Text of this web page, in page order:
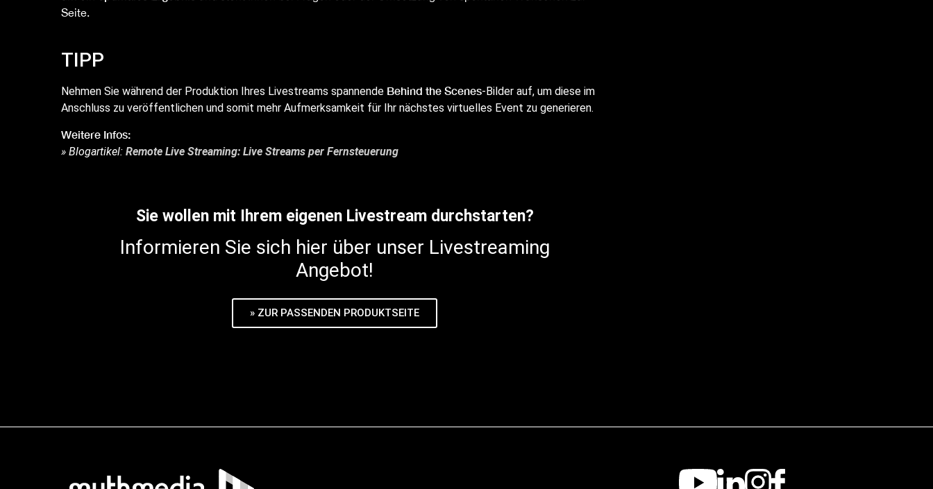
Seite.
TIPP
Nehmen Sie während der Produktion Ihres Livestreams spannende Behind the Scenes-Bilder auf, um diese im
Anschluss zu veröffentlichen und somit mehr Aufmerksamkeit für Ihr nächstes virtuelles Event zu generieren.
Weitere Infos:
» Blogartikel: Remote Live Streaming: Live Streams per Fernsteuerung
Sie wollen mit Ihrem eigenen Livestream durchstarten?
Informieren Sie sich hier über unser Livestreaming
Angebot!
» ZUR PASSENDEN PRODUKTSEITE